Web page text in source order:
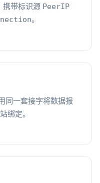
携带标识源 PeerIP
。
同一套接字将数据报
绑定。